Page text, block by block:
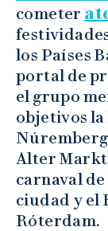
cometer
los Países
portal de
el grupo
objetivos la
Alter Markt
carnaval
ciudad y el
Róterdam.